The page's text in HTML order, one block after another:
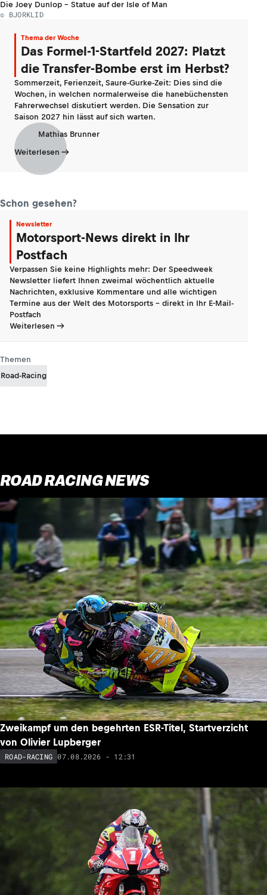
Die Joey Dunlop - Statue auf der Isle of Man
© BJORKLID
Thema der Woche
Das Formel-1-Startfeld 2027: Platzt
die Transfer-Bombe erst im Herbst?
Sommerzeit, Ferienzeit, Saure-Gurke-Zeit: Dies sind die
Wochen, in welchen normalerweise die hanebüchensten
Fahrerwechsel diskutiert werden. Die Sensation zur
Saison 2027 hin lässt auf sich warten.
Mathias Brunner
Weiterlesen
Schon gesehen?
Newsletter
Motorsport-News direkt in Ihr
Postfach
Verpassen Sie keine Highlights mehr: Der Speedweek
Newsletter liefert Ihnen zweimal wöchentlich aktuelle
Nachrichten, exklusive Kommentare und alle wichtigen
Termine aus der Welt des Motorsports - direkt in Ihr E-Mail-
Postfach
Weiterlesen
Themen
Road-Racing
ROAD RACING NEWS
Zweikampf um den begehrten ESR-Titel, Startverzicht
von Olivier Lupberger
ROAD-RACING 07.08.2026 - 12:31